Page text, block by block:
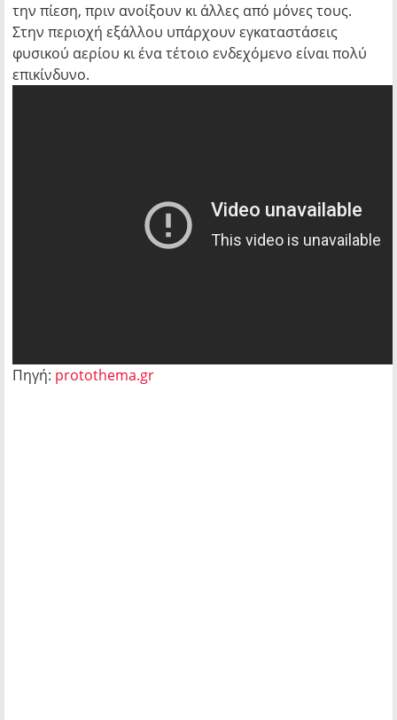
την πίεση, πριν ανοίξουν κι άλλες από μόνες τους.
Στην περιοχή εξάλλου υπάρχουν εγκαταστάσεις
φυσικού αερίου κι ένα τέτοιο ενδεχόμενο είναι πολύ
επικίνδυνο.
Πηγή: protothema.gr